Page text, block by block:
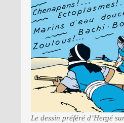
Le dessin préféré d’Hergé